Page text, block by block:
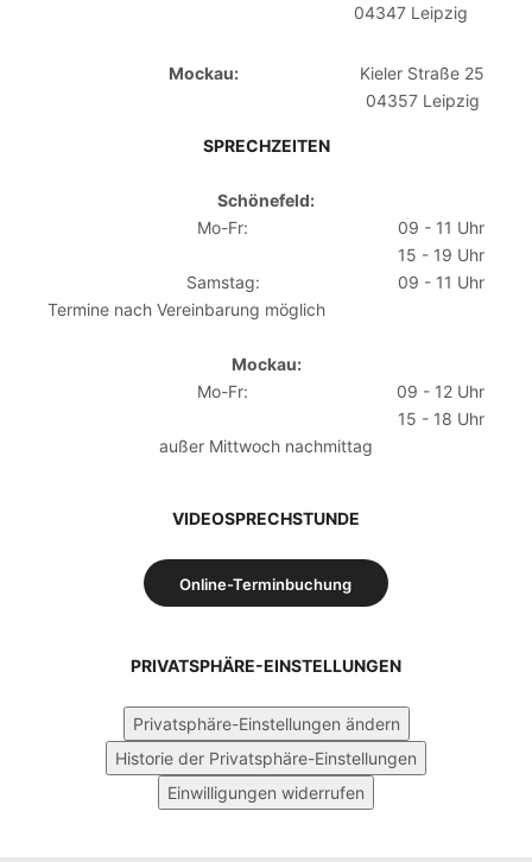
04347 Leipzig
Mockau:
Kieler Straße 25
04357 Leipzig
SPRECHZEITEN
Schönefeld:
Mo-Fr:
09 - 11 Uhr
15 - 19 Uhr
Samstag:
09 - 11 Uhr
Termine nach Vereinbarung möglich
Mockau:
Mo-Fr:
09 - 12 Uhr
15 - 18 Uhr
außer Mittwoch nachmittag
VIDEOSPRECHSTUNDE
Online-Terminbuchung
PRIVATSPHÄRE-EINSTELLUNGEN
Privatsphäre-Einstellungen ändern
Historie der Privatsphäre-Einstellungen
Einwilligungen widerrufen